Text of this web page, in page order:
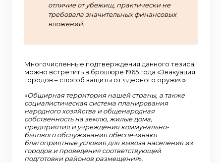
отличие от убежищ, практически не
требовала значительных финансовых
вложений.
Многочисленные подтверждения данного тезиса
можно встретить в брошюре 1965 года «Эвакуация
городов – способ защиты от ядерного оружия»:
«Обширная территория нашей страны, а также
социалистическая система планирования
народного хозяйства и общенародная
собственность на землю, жилые дома,
предприятия и учреждения коммунально-
бытового обслуживания обеспечивают
благоприятные условия для вывоза населения из
городов и проведения соответствующей
подготовки районов размещения».